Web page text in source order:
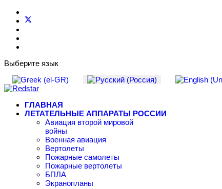
Выберите язык
ГЛАВНАЯ
ЛЕТАТЕЛЬНЫЕ АППАРАТЫ РОССИИ
Авиация второй мировой
войны
Военная авиация
Вертолеты
Пожарные самолеты
Пожарные вертолеты
БПЛА
Экранопланы